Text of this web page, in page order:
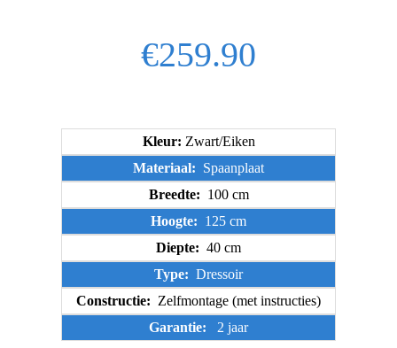
€259.90
Kleur: Zwart/Eiken
Materiaal: Spaanplaat
Breedte: 100 cm
Hoogte: 125 cm
Diepte: 40 cm
Type: Dressoir
Constructie: Zelfmontage (met instructies)
Garantie: 2 jaar